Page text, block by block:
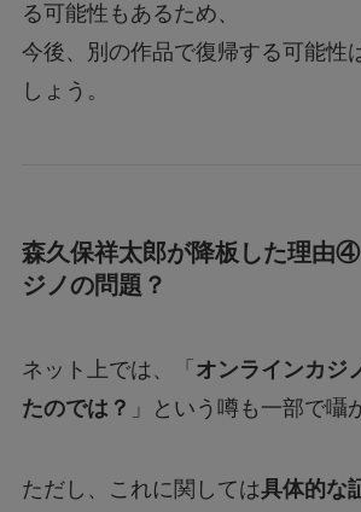
る可能性もあるため、
今後、別の作品で復帰する可能性
しょう。
森久保祥太郎が降板した理由
ジノの問題？
ネット上では、「 オンラインカジ
たのでは？ 」という噂も一部で囁
ただし、これに関しては具体的な